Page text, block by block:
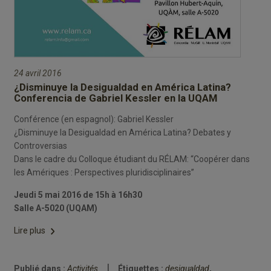
24 avril 2016
¿Disminuye la Desigualdad en América Latina?
Conferencia de Gabriel Kessler en la UQAM
Conférence (en espagnol): Gabriel Kessler
¿Disminuye la Desigualdad en América Latina? Debates y
Controversias
Dans le cadre du Colloque étudiant du RÉLAM: “Coopérer dans
les Amériques : Perspectives pluridisciplinaires”
Jeudi 5 mai 2016 de 15h à 16h30
Salle A-5020 (UQAM)
Lire plus “¿Disminuye
Publié dans : Activités Étiquettes : desigualdad,